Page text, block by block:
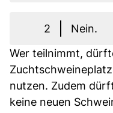
2
Nein.
Wer teilnimmt,
nutzen. Zudem
keine neuen